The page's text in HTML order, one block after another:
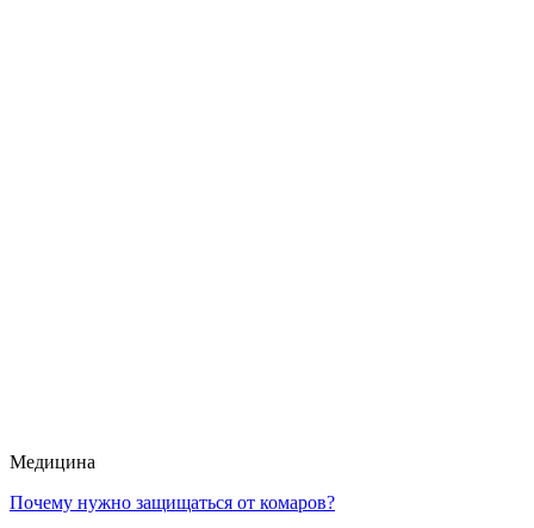
Медицина
Почему нужно защищаться от комаров?